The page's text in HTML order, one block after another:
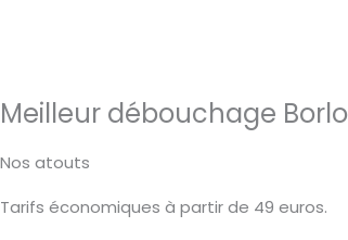
Meilleur débouchage Borlo
Nos atouts
Tarifs économiques à partir de 49 euros.